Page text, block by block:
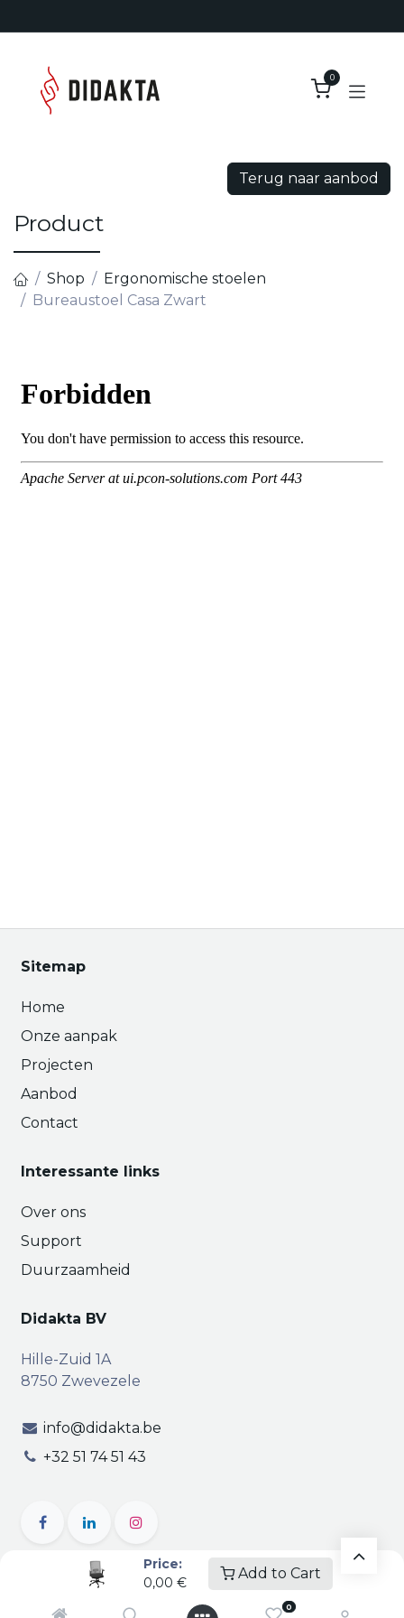
Price:
0,00 €
Add to Cart
0
0
Terug naar aanbod
Product
Shop
Ergonomische stoelen
Bureaustoel Casa Zwart
Sitemap
Home
Onze aanpak
Projecten
Aanbod
Contact
Interessante links
Over ons
Support
Duurzaamheid
Didakta BV
Hille-Zuid 1A
8750 Zwevezele
info@didakta.be
+32 51 74 51 43
Vertrouwelijkheid